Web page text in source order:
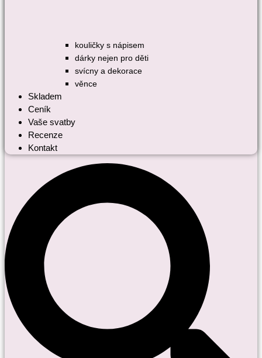
kouličky s nápisem
dárky nejen pro děti
svícny a dekorace
věnce
Skladem
Ceník
Vaše svatby
Recenze
Kontakt